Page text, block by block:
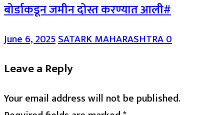
बोर्डाकडून जमीन दोस्त करण्यात आली#
June 6, 2025SATARK MAHARASHTRA0
Leave a Reply
Your email address will not be published.